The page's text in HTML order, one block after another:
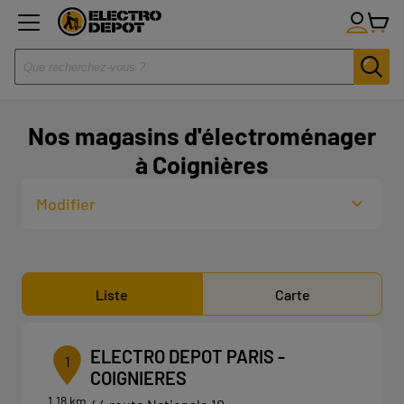
Nos magasins d'électroménager
à Coignières
Modifier
Liste Carte
1
1.18 km
ELECTRO DEPOT PARIS -
COIGNIERES